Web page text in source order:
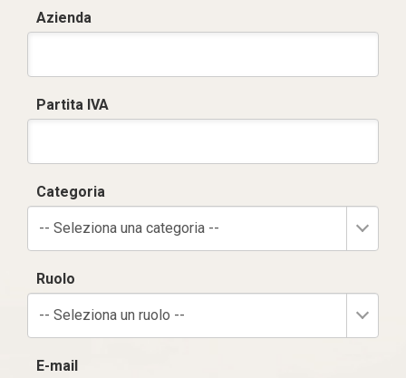
Azienda
Partita IVA
Categoria
-- Seleziona una categoria --
Ruolo
-- Seleziona un ruolo --
E-mail